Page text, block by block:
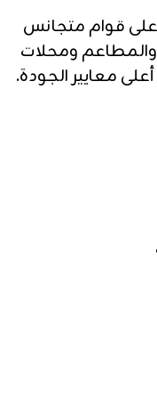
قوام متجانس
والمطاعم ومحلات
معايير الجودة.